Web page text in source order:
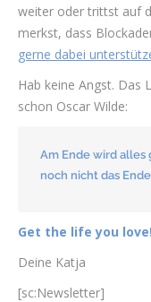
weiter oder trittst auf
merkst, dass
gerne dabei
Hab keine Angst. Das
schon Oscar Wilde:
Am Ende wird alles
noch nicht das
Get the life you love!
Deine Katja
[sc:Newsletter]